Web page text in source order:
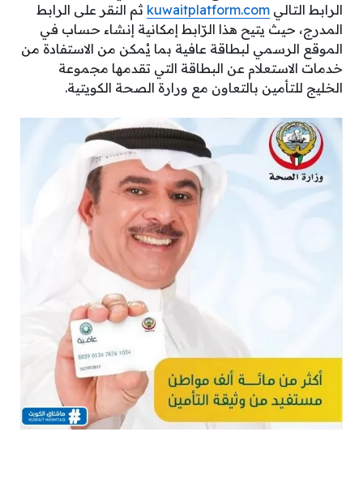
الرابط التالي kuwaitplatform.com ثم النقر على الرابط
المدرج، حيث يتيح هذا الرّابط إمكانية إنشاء حساب في
الموقع الرسمي لبطاقة عافية بما يُمكن من الاستفادة من
خدمات الاستعلام عن البطاقة التي تقدمها مجموعة
الخليج للتأمين بالتعاون مع ورارة الصحة الكويتية.